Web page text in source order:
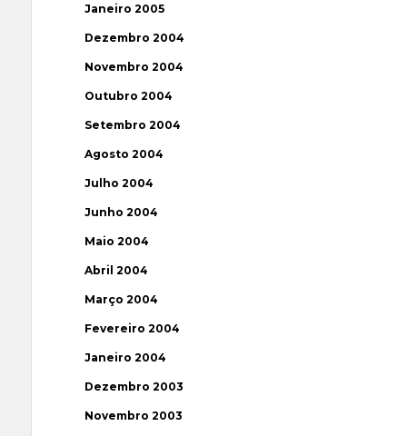
Janeiro 2005
Dezembro 2004
Novembro 2004
Outubro 2004
Setembro 2004
Agosto 2004
Julho 2004
Junho 2004
Maio 2004
Abril 2004
Março 2004
Fevereiro 2004
Janeiro 2004
Dezembro 2003
Novembro 2003